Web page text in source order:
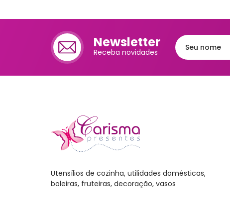
Newsletter
Receba novidades
Utensílios de cozinha, utilidades domésticas,
boleiras, fruteiras, decoração, vasos